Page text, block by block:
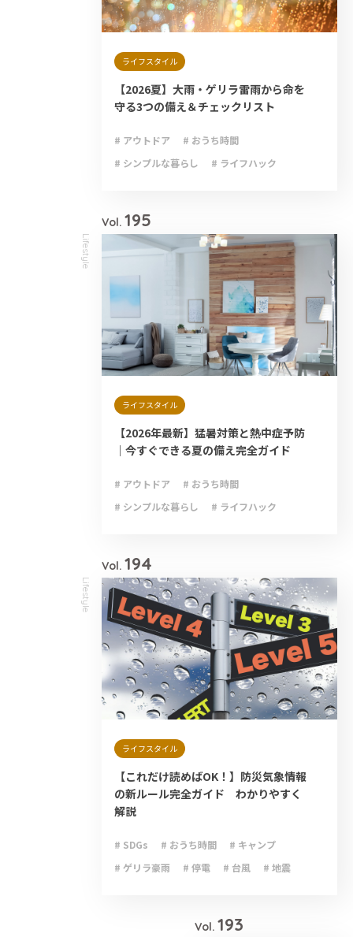
ライフスタイル
【2026夏】大雨・ゲリラ雷雨から命を
守る3つの備え＆チェックリスト
# アウトドア
# おうち時間
# シンプルな暮らし
# ライフハック
Lifestyle
Vol. 195
ライフスタイル
【2026年最新】猛暑対策と熱中症予防
｜今すぐできる夏の備え完全ガイド
# アウトドア
# おうち時間
# シンプルな暮らし
# ライフハック
Lifestyle
Vol. 194
ライフスタイル
【これだけ読めばOK！】防災気象情報
の新ルール完全ガイド わかりやすく
解説
# SDGs # おうち時間
# キャンプ
# ゲリラ豪雨
# 停電 # 台風
# 地震
Vol. 193